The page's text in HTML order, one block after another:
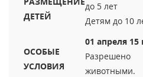
ДЕТЕЙ
до 5 лет
Детям до 10
ОСОБЫЕ
УСЛОВИЯ
01 апреля 15
животными.